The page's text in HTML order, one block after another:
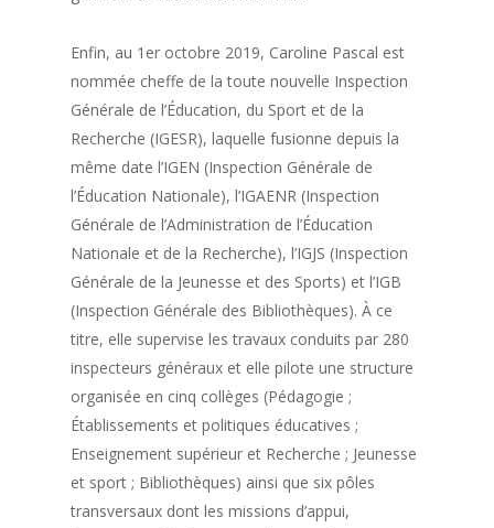
Enfin, au 1er octobre 2019, Caroline Pascal est
nommée cheffe de la toute nouvelle Inspection
Générale de l’Éducation, du Sport et de la
Recherche (IGESR), laquelle fusionne depuis la
même date l’IGEN (Inspection Générale de
l’Éducation Nationale), l’IGAENR (Inspection
Générale de l’Administration de l’Éducation
Nationale et de la Recherche), l’IGJS (Inspection
Générale de la Jeunesse et des Sports) et l’IGB
(Inspection Générale des Bibliothèques). À ce
titre, elle supervise les travaux conduits par 280
inspecteurs généraux et elle pilote une structure
organisée en cinq collèges (Pédagogie ;
Établissements et politiques éducatives ;
Enseignement supérieur et Recherche ; Jeunesse
et sport ; Bibliothèques) ainsi que six pôles
transversaux dont les missions d’appui,